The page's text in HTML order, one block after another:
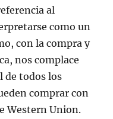
al
como un
con la compra y
nos complace
de todos los
comprar con
Western Union.